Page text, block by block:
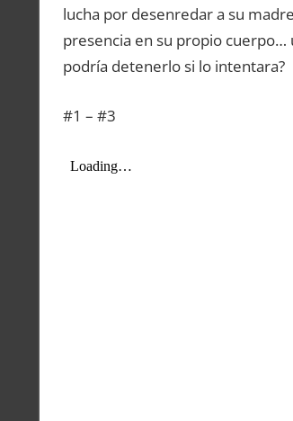
lucha por desenredar a su
presencia en su propio cuerpo…
podría detenerlo si lo intentara?
#1 – #3